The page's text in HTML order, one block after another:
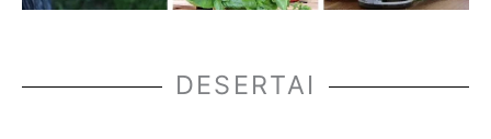
DESERTAI